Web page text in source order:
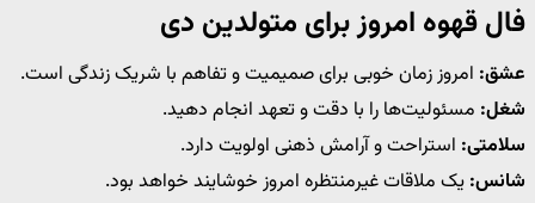
فال قهوه امروز برای متولدین دی
عشق: امروز زمان خوبی برای صمیمیت و تفاهم با شریک زندگی است.
شغل: مسئولیت‌ها را با دقت و تعهد انجام دهید.
سلامتی: استراحت و آرامش ذهنی اولویت دارد.
شانس: یک ملاقات غیرمنتظره امروز خوشایند خواهد بود.